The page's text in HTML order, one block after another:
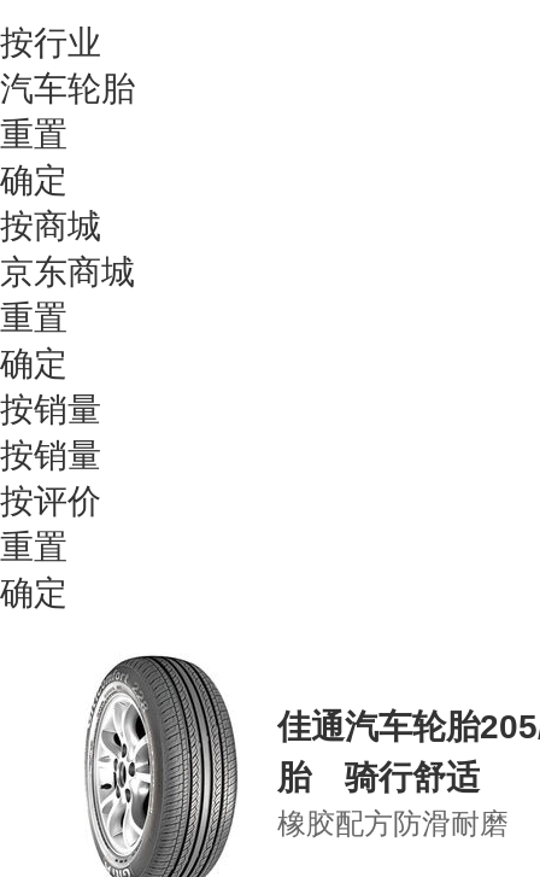
按行业
汽车轮胎
重置
确定
按商城
京东商城
重置
确定
按销量
按销量
按评价
重置
确定
佳通汽车轮胎
胎 骑行舒适
橡胶配方防滑耐磨